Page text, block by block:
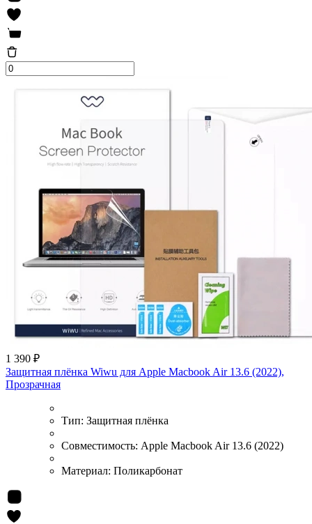
1 390 ₽
Защитная плёнка Wiwu для Apple Macbook Air 13.6 (2022),
Прозрачная
Тип: Защитная плёнка
Совместимость: Apple Macbook Air 13.6 (2022)
Материал: Поликарбонат